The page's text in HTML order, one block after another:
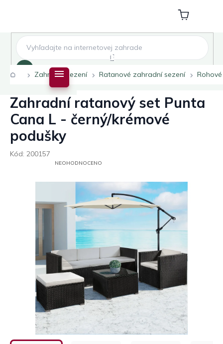
Nákupní
košík
DomůZahradní sezení Ratanové zahradní sezení Rohové
Zahradní ratanový set Punta
Cana L - černý/krémové
podušky
Kód: 200157
PRŮMĚRNÉNEOHODNOCENO